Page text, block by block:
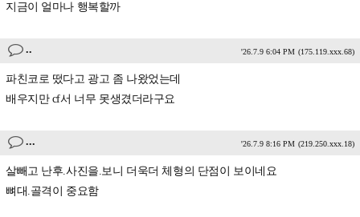
지금이 얼마나 행복할까
.. '26.7.9 6:04 PM (175.119.xxx.68)
파친코로 떴다고 광고 좀 나왔었는데
배우지만 cf서 너무 못생겼더라구요
... '26.7.9 8:16 PM (219.250.xxx.18)
살빼고 난후.사진을.보니 더욱더 체형의 단점이 보이네요
뼈대.골격이 중요함